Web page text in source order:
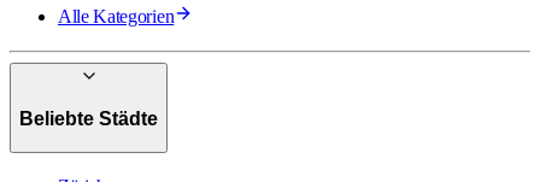
Alle Kategorien
Beliebte Städte